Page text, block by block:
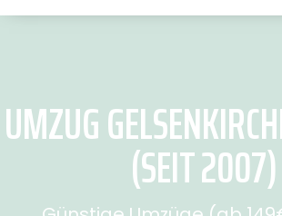
UMZUG
(SEIT 2007)